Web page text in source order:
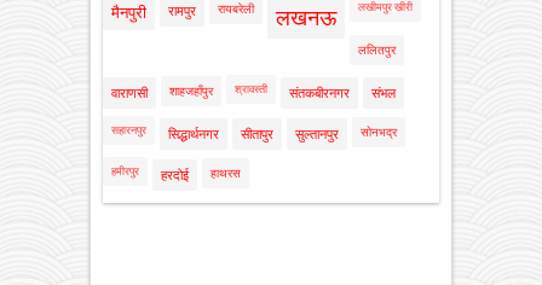
मैनपुरी रामपुर रायबरेली लखनऊ लखीमपुर खीरी
ललितपुर
वाराणसी शाहजहाँपुर श्रावस्ती संतकबीरनगर संभल
सहारनपुर सिद्धार्थनगर सीतापुर सुल्तानपुर सोनभद्र
हमीरपुर हरदोई हाथरस